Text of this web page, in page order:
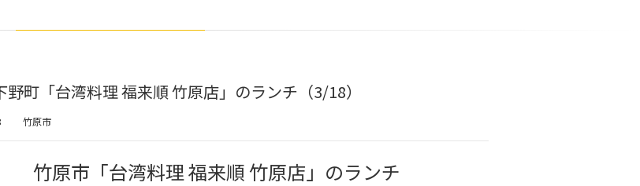
野町「台湾料理 福来順 竹原店」のランチ（3/18）
竹原市
竹原市「台湾料理 福来順 竹原店」のランチ